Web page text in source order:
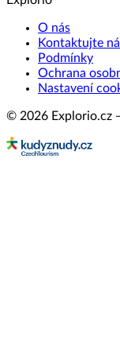
O nás
Kontaktujte
Podmínky
Ochrana
Nastavení
© 2026 Explorio.cz